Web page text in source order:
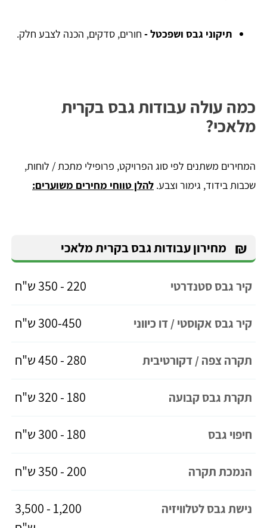
תיקוני גבס ושפכטל- חורים, סדקים, הכנה לצבע חלק.
כמה עולה עבודות גבס בקרית
מלאכי?
המחירים משתנים לפי סוג הפרויקט, פרופילי מתכת / לוחות,
שכבות בידוד, גימור וצבע. להלן טווחי מחירים משוערים:
₪ מחירון עבודות גבס בקרית מלאכי
קיר גבס סטנדרטי 220 - 350 ש"ח
קיר גבס אקוסטי / דו כיווני 300-450 ש"ח
תקרה צפה / דקורטיבית 280 - 450 ש"ח
תקרת גבס קבועה 180 - 320 ש"ח
חיפוי גבס 180 - 300 ש"ח
הנמכת תקרה 200 - 350 ש"ח
נישת גבס לטלוויזיה
1,200 - 3,500